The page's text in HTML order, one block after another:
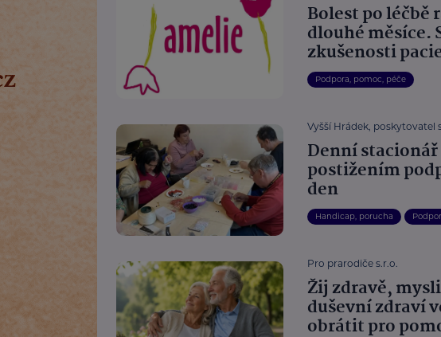
Bolest po
dlouhé měsíce.
zkušenosti
Podpora, pomoc, péče
Vyšší Hrádek, poskytovatel
Denní
postižením
den
Handicap, porucha
Pro prarodiče s.r.o.
Žij zdravě,
duševní zdraví
obrátit pro